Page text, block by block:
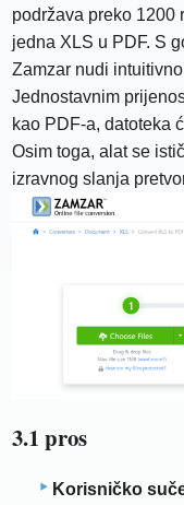
podržava preko 1200
jedna XLS u PDF. S
Zamzar nudi
Jednostavnim
kao PDF-a, datoteka
Osim toga, alat se
izravnog slanja
3.1 pros
Korisničko